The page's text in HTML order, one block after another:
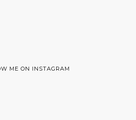
ME ON INSTAGRAM